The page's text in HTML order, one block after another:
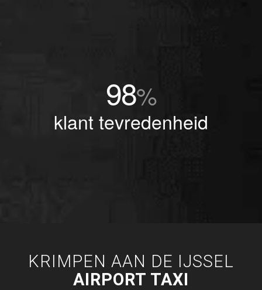
98%
klant tevredenheid
KRIMPEN AAN DE IJSSEL
AIRPORT TAXI